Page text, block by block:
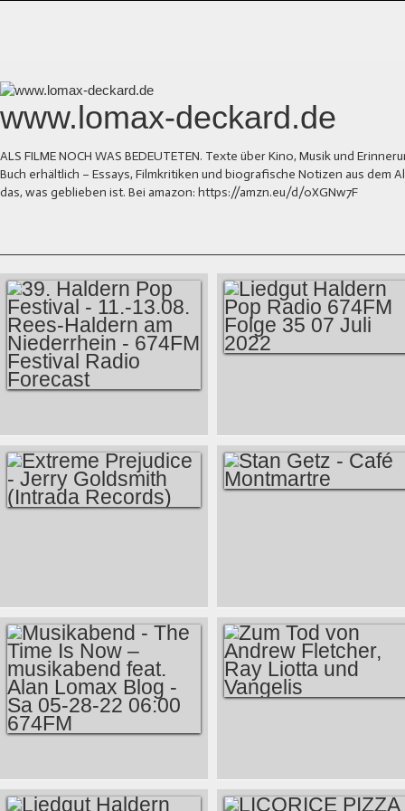
www.lomax-deckard.de
ALS FILME NOCH WAS BEDEUTETEN. Texte über Kino, Musik und
Buch erhältlich – Essays, Filmkritiken und biografische Notizen aus dem
das, was geblieben ist. Bei amazon: https://amzn.eu/d/0XGNw7F
39. HALDERN POP
FESTIVAL -
11.-13.08. REES-
POP RADIO 674FM
FOLGE 35 07 JULI
2022
JERRY GOLDSMITH
(INTRADA
RECORDS)
MUSIKABEND - THE
ANDREW
FLETCHER, RAY